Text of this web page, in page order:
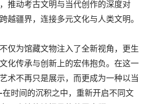
推动考古文明与当代创作的深度对
越疆界，连接多元文化与人类文明。
仅为馆藏文物注入了全新视角，更生
化传承与创新上的宏伟抱负。在这一
术不再只是展示，而更成为一种以当
时间的沉积之中，重新开启不同文